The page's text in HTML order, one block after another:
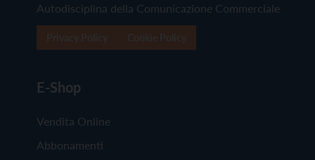
Autodisciplina della Comunicazione Commerciale
E-Shop
Vendita Online
Abbonamenti